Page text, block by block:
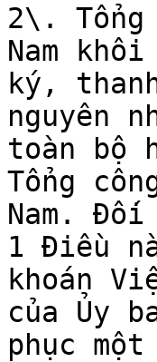
2\.
Nam
ký,
nguyên
toàn bộ
Tổng
Nam.
1 Điều
khoán
của Ủy
phục